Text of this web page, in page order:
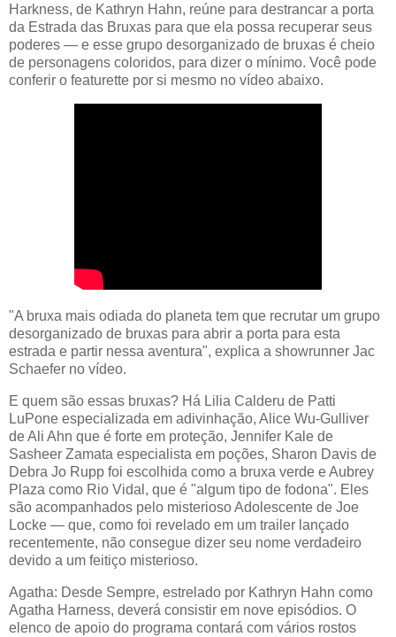
Harkness, de Kathryn Hahn, reúne para destrancar a porta
da Estrada das Bruxas para que ela possa recuperar seus
poderes — e esse grupo desorganizado de bruxas é cheio
de personagens coloridos, para dizer o mínimo. Você pode
conferir o featurette por si mesmo no vídeo abaixo.
"A bruxa mais odiada do planeta tem que recrutar um grupo
desorganizado de bruxas para abrir a porta para esta
estrada e partir nessa aventura", explica a showrunner Jac
Schaefer no vídeo.
E quem são essas bruxas? Há Lilia Calderu de Patti
LuPone especializada em adivinhação, Alice Wu-Gulliver
de Ali Ahn que é forte em proteção, Jennifer Kale de
Sasheer Zamata especialista em poções, Sharon Davis de
Debra Jo Rupp foi escolhida como a bruxa verde e Aubrey
Plaza como Rio Vidal, que é "algum tipo de fodona". Eles
são acompanhados pelo misterioso Adolescente de Joe
Locke — que, como foi revelado em um trailer lançado
recentemente, não consegue dizer seu nome verdadeiro
devido a um feitiço misterioso.
Agatha: Desde Sempre, estrelado por Kathryn Hahn como
Agatha Harness, deverá consistir em nove episódios. O
elenco de apoio do programa contará com vários rostos